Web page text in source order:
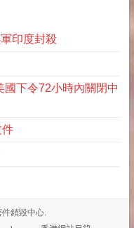
印度封殺
國下令72小時內關閉中
件銷毀中心.